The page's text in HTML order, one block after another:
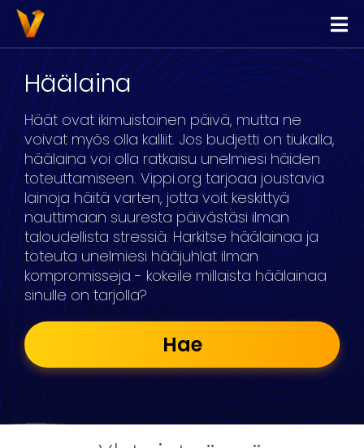
Vippi
Lainaa
Kilpailuta Lainat
Yhdistä Lainat
Yrityslimiitti
Häälaina
Häät ovat ikimuistoinen päivä, mutta ne
voivat myös olla kalliit. Jos budjetti on tiukalla,
häälaina voi olla ratkaisu unelmiesi häiden
toteuttamiseen. Vippi.org tarjoaa joustavia
lainoja häitä varten, jotta voit keskittyä
nauttimaan suuresta päivästäsi ilman
taloudellista stressiä. Harkitse häälainaa ja
toteuta unelmiesi hääjuhlat ilman
kompromisseja - kokeile millaista häälainaa
sinulle on tarjolla?
Hae